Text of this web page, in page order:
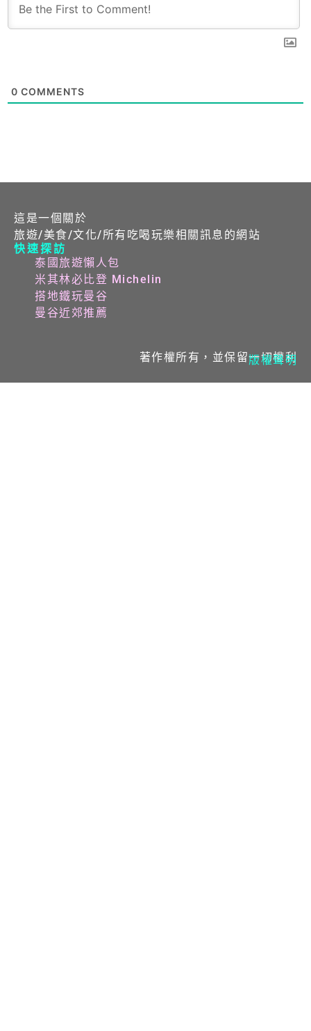
0 COMMENTS
這是一個關於
旅遊/美食/文化/所有吃喝玩樂相關訊息的網站
快速探訪
泰國旅遊懶人包
米其林必比登 Michelin
搭地鐵玩曼谷
曼谷近郊推薦
著作權所有，並保留一切權利
版權聲明